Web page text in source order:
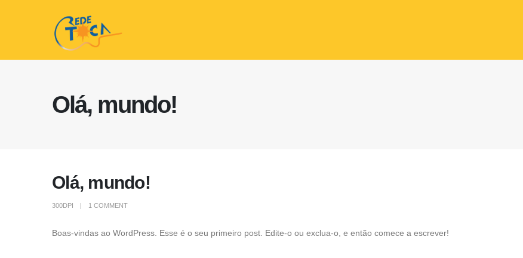
Olá, mundo!
Olá, mundo!
300DPI 1 COMMENT
Boas-vindas ao WordPress. Esse é o seu primeiro post. Edite-o ou exclua-o, e então comece a escrever!